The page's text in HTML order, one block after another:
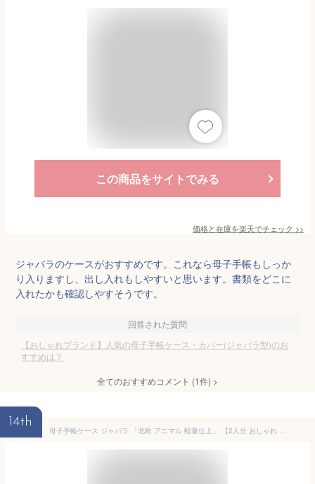
この商品をサイトでみる
価格と在庫を楽天でチェック >>
ジャバラのケースがおすすめです。これなら母子手帳もしっか
り入りますし、出し入れもしやすいと思います。書類をどこに
入れたかも確認しやすそうです。
回答された質問
【おしゃれブランド】人気の母子手帳ケース・カバー(ジャバラ型)のお
すすめは？
全てのおすすめコメント (1件) >
14th
母子手帳ケース ジャバラ 「北欧 アニマル 軽量仕上」 【2人分 おしゃれ 二人用 かわいい 3人分 ブランド 送料無料 動物 Pouche ポーチェ】